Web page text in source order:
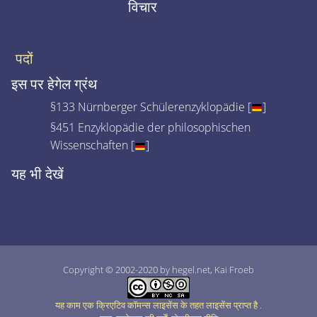
विचार
पदों
इस पर हेगेल ग्रंथ
§133 Nürnberger Schülerenzyklopädie [
]
§451 Enzyklopädie der philosophischen
Wissenschaften [
]
यह भी देखें
Copyright © 2002-2020 by hegel.net, Kai Froeb
यह काम एक क्रिएटिव कॉमन्स लाइसेंस के तहत लाइसेंस प्राप्त है.